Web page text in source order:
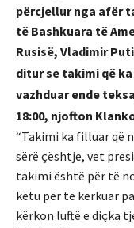
përcjellur nga afër
të Bashkuara të
Rusisë, Vladimir
ditur se takimi që
vazhduar ende
18:00, njofton
“Takimi ka filluar që
sërë çështje, vet
takimi është për të
këtu për të kërkuar
kërkon luftë e diçka